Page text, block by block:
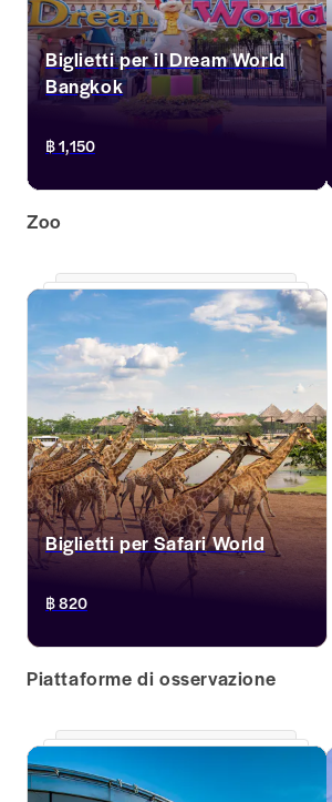
Biglietti per il Dream World
Bangkok
divertimento ideale, con un mix sfrenato di
i tuoi biglietti per Dream World Bangkok
avrai accesso illimitato a tutte le giostre e
฿ 1,150
Zoo
Biglietti per Safari World
questi biglietti e visita sia il Marine Park
฿ 820
Piattaforme di osservazione